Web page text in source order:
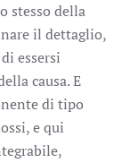
stesso della
il dettaglio,
essersi
causa. E
di tipo
e qui